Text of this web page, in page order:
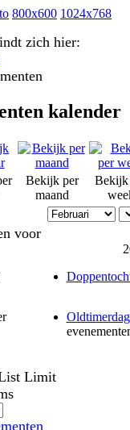
800x600 1024x768
zich hier:
kalender
Bekijk per
maand
Bekijk
voor
Limit